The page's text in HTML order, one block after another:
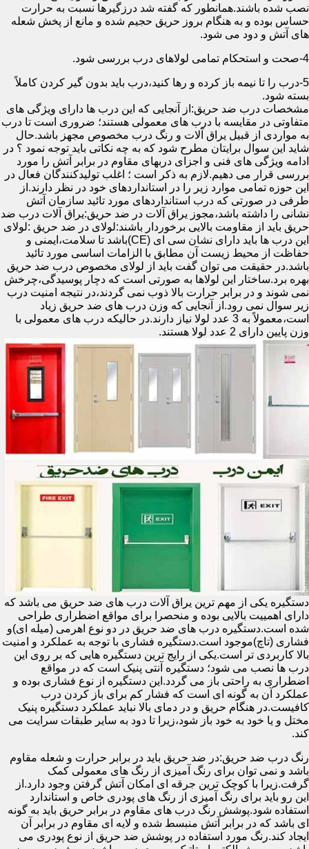
نصب شده باشند.همانطور که گفته شد درزگیرها نسبت به حرارت
حساس بوده و به هنگام بروز حریق حجیم شده و مانع از پخش شعله
های آتش و دود می شود.
4-صحت و استحکام تمامی لولاهای درب بررسی شود.
5-درب را تا نیمه باز کرده و رها کنید،درب باید بدون گیر کردن کاملاً
بسته شود.
مشخصات درب ضد حریق:از آنجایی که این درب ها دارای ویژگی های
متفاوتی در مقایسه با درب های معمولی هستند؛ ضروری است تا درب
به مواردی از قبیل یراق آلات و رنگ درب مخصوص مجهز باشد.حال
شاید این سوال برایتان مطرح شود که به چه نکاتی باید توجه نمود ؟ در
ادامه ویژگی های فنی و اجزای دربهای مقاوم در برابر آتش را مورد
بررسی قرار می دهیم.لازم به ذکر است ؛ اغلب تولیدکنندگان فعال در
این حوزه تمامی موارد زیر را در استانداردهای خود در نظر دارند.از
طرفی در صورتی که درب استانداردهای مورد تائید سازمان آتش
نشانی را داشته باشد،مجوز یراق آلات در ضد حریق:یراق آلات درب ضد
حریق باید از مقاومت بالایی برخوردار باشند:لولای در ضد حریق :لولای
این درب ها باید دارای نشان سی ای (CE)باشد تا سلامت،ایمنی و
حفاظت از محیط زیست آن مطابق با الزامات اساسی مورد تائید
باشد.در حقیقت می توان گفت باید از لولای مخصوص درب ضد حریق
بهره برد.ساختار این لولاها به صورتی است که دچار پوسیدگی،چرخش
نمی شوند و در برابر حرارت بالا ذوب نمی گردند،در نتیجه امنیت درب
زیر سوال نمی رود.از آنجایی که وزن درب های ضد حریق زیاد
است،معمولاً به 3 عدد لولا نیاز دارند.در حالیکه درب های معمولی با
وزن پایین دارای 2 عدد لولا هستند.
دستگیره یکی از مهم ترین یراق آلات درب های ضد حریق می باشد که
دارای اهمییت بالایی بوده و منحصرا برای مواقع اضطراری طراحی
شده است.دستگیره درب های ضد حریق در دو نوع اهرمی (میله ای)و
فشاری (تاچ)موجود است.دستگیره فشاری با توجه به عملکرد و امنیت
بالا کاربردی تر است.یکی از رایج ترین دستگیره هایی که بر روی این
درب ها نصب می شود؛ دستگیره آنتی پنیک است که در مواقع
اضطراری به راحتی باز می گردد.این دستگیره از نوع فشاری بوده و
عملکرد آن به گونه ای است که فشار کم برای باز کردن درب
کافیست.در هنگام حریق و در دمای بالا نباید عملکرد دستگیره پنیک
مختل و یا خود به خود باز شود،زیرا تا دود به سایر طبقات سرایت می
کند.
رنگ درب ضد حریق:در ضد حریق باید در برابر حرارت و شعله مقاوم
باشد و نمی توان برای رنگ آمیزی از رنگ های معمولی کمک
گرفت.زیرا با کوچک ترین جرقه ای امکان آتش گرفتن وجود دارد.از
این رو باید برای رنگ آمیزی از رنگ های پودری خاص و استاندارد
استفاده شود.پوشش رنگ درب های مقاوم در برابر حریق باید به گونه
ای باشد که در برابر آتش منبسط شده و لایه ای مقاوم در برابر آن
ایجاد کند.رنگ مورد استفاده در پوشش ضد حریق از نوع پودری می